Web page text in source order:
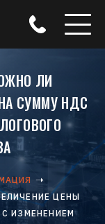
ЛИ
СУММУ НДС
ЦЕНЫ
ИЗМЕНЕНИЕМ